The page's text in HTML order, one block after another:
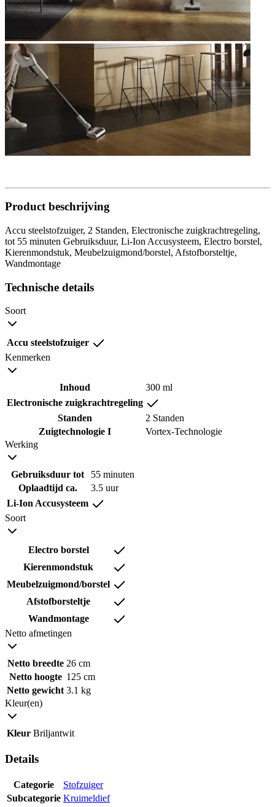
Product beschrijving
Accu steelstofzuiger, 2 Standen, Electronische zuigkrachtregeling,
tot 55 minuten Gebruiksduur, Li-Ion Accusysteem, Electro borstel,
Kierenmondstuk, Meubelzuigmond/borstel, Afstofborsteltje,
Wandmontage
Technische details
Soort
Accu steelstofzuiger
Kenmerken
Inhoud
300 ml
Electronische zuigkrachtregeling
Standen
2 Standen
Zuigtechnologie I
Vortex-Technologie
Werking
Gebruiksduur tot
55 minuten
Oplaadtijd ca.
3.5 uur
Li-Ion Accusysteem
Soort
Electro borstel
Kierenmondstuk
Meubelzuigmond/borstel
Afstofborsteltje
Wandmontage
Netto afmetingen
Netto breedte 26 cm
Netto hoogte 125 cm
Netto gewicht 3.1 kg
Kleur(en)
Kleur Briljantwit
Details
Categorie
Stofzuiger
Subcategorie Kruimeldief